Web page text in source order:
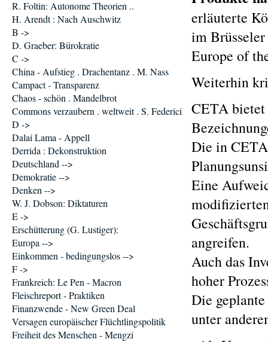
erläuterte
im
Europe of
Weiterhin
CETA bietet
Die in
Eine
angreifen.
Auch das
hoher
Die
unter
R. Foltin: Autonome Theorien ..
H. Arendt : Nach Auschwitz
B ->
D. Graeber: Bürokratie
C ->
China - Aufstieg . Drachentanz . M. Nass
Campact - Transparenz
Chaos - schön . Mandelbrot
Commons verzaubern . weltweit . S. Federici
D ->
Dalai Lama - Appell
Derrida : Dekonstruktion
Deutschland -->
Demokratie -->
Denken -->
W. J. Dobson: Diktaturen
E ->
Erschütterung (G. Lustiger):
Europa -->
Einkommen - bedingungslos -->
F ->
Frankreich: Le Pen - Macron
Fleischreport - Praktiken
Finanzwende - New Green Deal
Versagen europäischer Flüchtlingspolitik
Freiheit des Menschen - Mengzi